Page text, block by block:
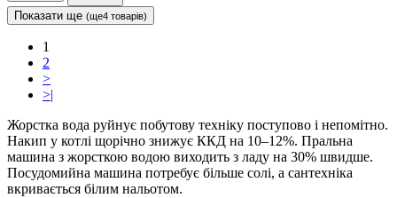
Показати ще (ще4 товарів)
1
2
>
>|
Жорстка вода руйнує побутову техніку поступово і непомітно.
Накип у котлі щорічно знижує ККД на 10–12%. Пральна
машина з жорсткою водою виходить з ладу на 30% швидше.
Посудомийна машина потребує більше солі, а сантехніка
вкривається білим нальотом.